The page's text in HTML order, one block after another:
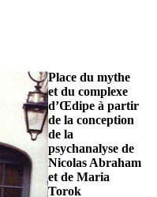
Place du mythe
et du complexe
d’Œdipe à partir
de la conception
de la
psychanalyse de
Nicolas Abraham
et de Maria
Torok